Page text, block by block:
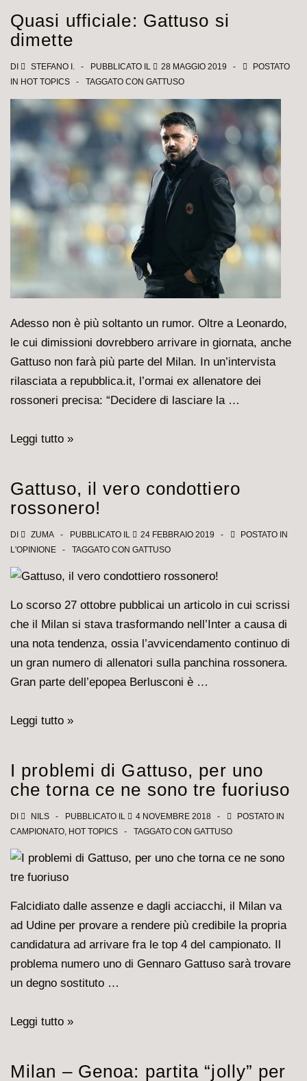
colpe
della
sua
ultima
stagione
al
Milan
Quasi ufficiale: Gattuso si
dimette
DI STEFANO I. PUBBLICATO IL 28 MAGGIO 2019
IN HOT TOPICS TAGGATO CON GATTUSO
Adesso non è più soltanto un rumor. Oltre a Leonardo,
le cui dimissioni dovrebbero arrivare in giornata, anche
Gattuso non farà più parte del Milan. In un’intervista
rilasciata a repubblica.it, l’ormai ex allenatore dei
rossoneri precisa: “Decidere di lasciare la …
Quasi
si
dimette
Leggi tutto »
Gattuso, il vero condottiero
rossonero!
DI ZUMA PUBBLICATO IL 24 FEBBRAIO 2019
POSTATO IN
L'OPINIONE
TAGGATO CON GATTUSO
Lo scorso 27 ottobre pubblicai un articolo in cui scrissi
che il Milan si stava trasformando nell’Inter a causa di
una nota tendenza, ossia l’avvicendamento continuo di
un gran numero di allenatori sulla panchina rossonera.
Gran parte dell’epopea Berlusconi è …
Gattuso,
condottiero
rossonero!
Leggi tutto »
I problemi di Gattuso, per uno
che torna ce ne sono tre fuoriuso
DI NILS PUBBLICATO IL 4 NOVEMBRE 2018
POSTATO IN
CAMPIONATO, HOT TOPICS TAGGATO CON GATTUSO
Falcidiato dalle assenze e dagli acciacchi, il Milan va
ad Udine per provare a rendere più credibile la propria
candidatura ad arrivare fra le top 4 del campionato. Il
problema numero uno di Gennaro Gattuso sarà trovare
un degno sostituto …
ILeggi tutto »
Milan – Genoa: partita “jolly” per